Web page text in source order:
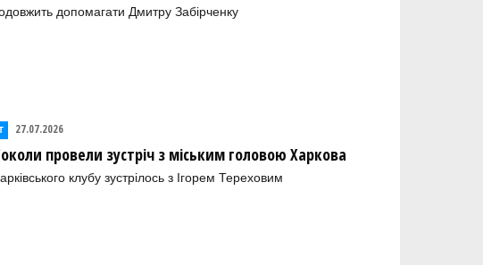
допомагати Дмитру Забірченку
27.07.2026
провели зустріч з міським головою Харкова
клубу зустрілось з Ігорем Тереховим